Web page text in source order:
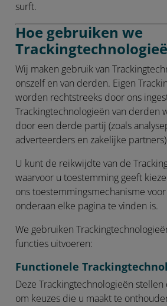
surft.
Hoe gebruiken we
Wij maken gebruik van
onszelf en van derden. Eigen
worden rechtstreeks door ons
Trackingtechnologieën van derden
door een derde partij (zoals
adverteerders en zakelijke partners).
U kunt de reikwijdte van de
waarvoor u toestemming geeft
ons toestemmingsmechanisme
onderaan elke pagina te vinden is.
We gebruiken
functies uitvoeren:
Functionele
Deze Trackingtechnologieën
om keuzes die u maakt te